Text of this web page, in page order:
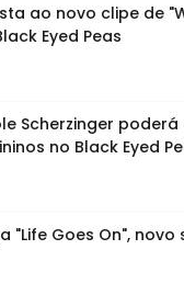
ao novo clipe de
Eyed Peas
Scherzinger
no Black Eyed
"Life Goes On", novo